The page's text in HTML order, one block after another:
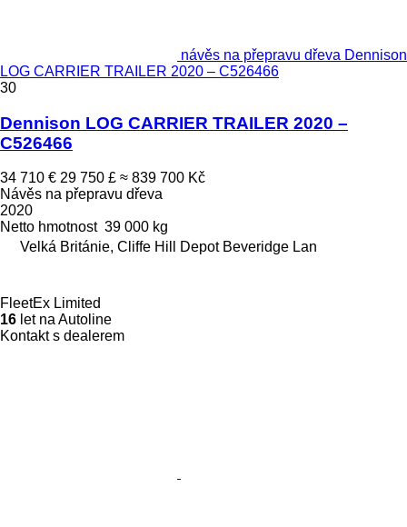
návěs na přepravu dřeva Dennison
LOG CARRIER TRAILER 2020 – C526466
30
Dennison LOG CARRIER TRAILER 2020 –
C526466
34 710 € 29 750 £ ≈ 839 700 Kč
Návěs na přepravu dřeva
2020
Netto hmotnost 39 000 kg
Velká Británie, Cliffe Hill Depot Beveridge Lan
FleetEx Limited
16 let na Autoline
Kontakt s dealerem